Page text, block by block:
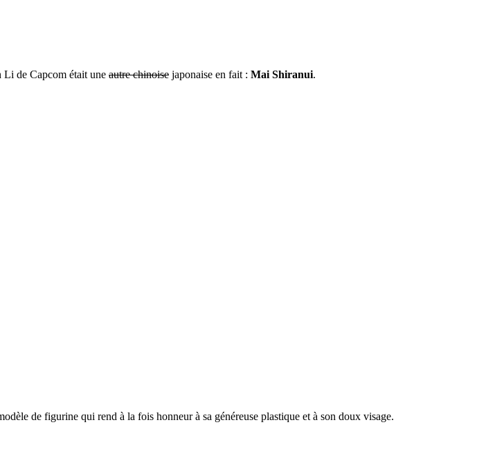
Li de Capcom était une autre chinoise japonaise en fait : Mai Shiranui.
de figurine qui rend à la fois honneur à sa généreuse plastique et à son doux visage.